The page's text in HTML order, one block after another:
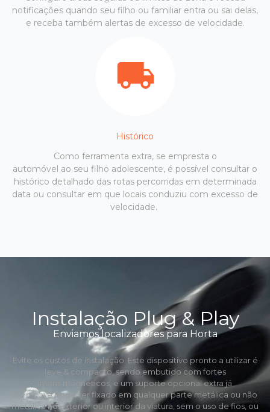
notificações quando seu filho ou familiar entra ou sai delas,
e receba também alertas de excesso de velocidade.
Histórico
Como ferramenta extra, se empresta o
automóvel ao seu filho adolescente, é possível consultar o
histórico detalhado das rotas percorridas em determinada
data ou consultar em que locais conduziu com excesso de
velocidade.
Instalação Plug & Play
Enviamos localizadores para Horta
Evite os custos de instalação. Este dispositivo pronto a utilizar é
leve & compacto, sendo embutido com fortes
ímans mágneticos, e um suporte opcional extra já
incluído, e pode ser fixado em qualquer parte metálica ou não
metálica no exterior ou interior da viatura, sem o uso de fios, ou